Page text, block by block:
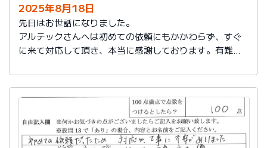
2025年8月18日
先日はお世話になりました。
アルテックさんへは初めての依頼にもかかわらず、すぐ
に来て対応して頂き、本当に感謝しております。有難う